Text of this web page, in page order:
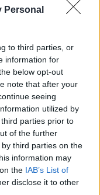
Personal
to third parties, or
information for
below opt-out
note that after your
seeing
utilized by
parties prior to
of the further
third parties on the
information may
the IAB’s List of
disclose it to other
διατροφή
για να
«Τρώω